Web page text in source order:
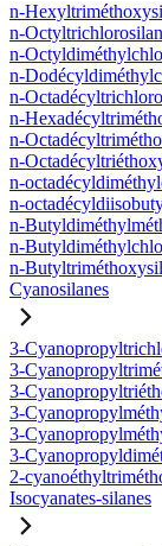
n-
n-
n-
n-
n-
n-
n-
n-
n-
n-
n-
n-
n-
Cyanosilanes
3-
3-
3-
3-
3-
3-
2-
Isocyanates-silanes